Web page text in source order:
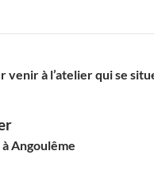
venir à l’atelier qui se
Angoulême